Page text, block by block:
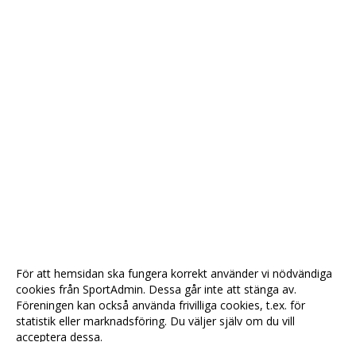
För att hemsidan ska fungera korrekt använder vi nödvändiga
cookies från SportAdmin. Dessa går inte att stänga av.
Föreningen kan också använda frivilliga cookies, t.ex. för
statistik eller marknadsföring. Du väljer själv om du vill
acceptera dessa.